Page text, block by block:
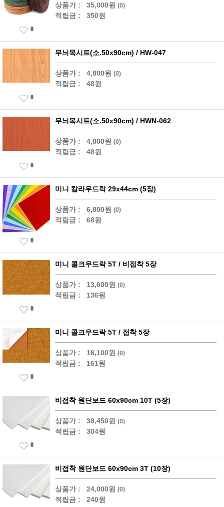
상품가 : 35,000원 (0)
적립금 : 350원
0
무늬목시트(소.50x90cm) / HW-047
상품가 : 4,800원 (0)
적립금 : 48원
0
무늬목시트(소.50x90cm) / HWN-062
상품가 : 4,800원 (0)
적립금 : 48원
0
미니 칼라우드락 29x44cm (5장)
상품가 : 6,800원 (0)
적립금 : 68원
0
미니 콜크우드락 5T / 비접착 5장
상품가 : 13,600원 (0)
적립금 : 136원
0
미니 콜크우드락 5T / 접착 5장
상품가 : 16,100원 (0)
적립금 : 161원
0
비접착 원단보드 60x90cm 10T (5장)
상품가 : 30,450원 (0)
적립금 : 304원
0
비접착 원단보드 60x90cm 3T (10장)
상품가 : 24,000원 (0)
적립금 : 240원